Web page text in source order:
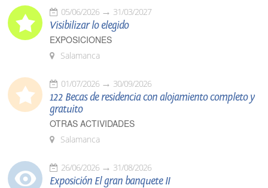
05/06/2026 31/03/2027
Visibilizar lo elegido
EXPOSICIONES
Salamanca
01/07/2026 30/09/2026
122 Becas de residencia con alojamiento completo y
gratuito
OTRAS ACTIVIDADES
Salamanca
26/06/2026 31/08/2026
Exposición El gran banquete II